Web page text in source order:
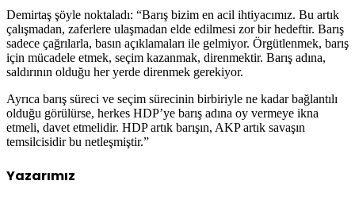
Demirtaş şöyle noktaladı: “Barış bizim en acil ihtiyacımız. Bu artık
çalışmadan, zaferlere ulaşmadan elde edilmesi zor bir hedeftir. Barış
sadece çağrılarla, basın açıklamaları ile gelmiyor. Örgütlenmek, barış
için mücadele etmek, seçim kazanmak, direnmektir. Barış adına,
saldırının olduğu her yerde direnmek gerekiyor.
Ayrıca barış süreci ve seçim sürecinin birbiriyle ne kadar bağlantılı
olduğu görülürse, herkes HDP’ye barış adına oy vermeye ikna
etmeli, davet etmelidir. HDP artık barışın, AKP artık savaşın
temsilcisidir bu netleşmiştir.”
Yazarımız